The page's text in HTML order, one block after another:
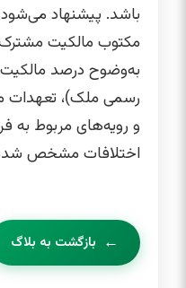
باشد. پیشنهاد می‌شود
مکتوب مالکیت
به‌وضوح درصد
رسمی ملک)، تعهدات
و رویه‌های مربوط به
اختلافات مشخص
بازگشت به بلاگ